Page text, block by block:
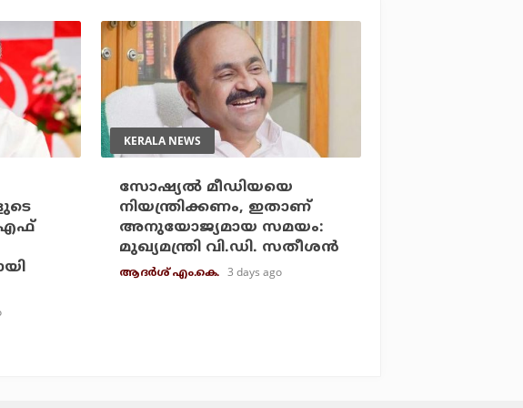
KERALA NEWS
സോഷ്യല്‍ മീഡിയയെ
നിയന്ത്രിക്കണം, ഇതാണ്
അനുയോജ്യമായ സമയം:
മുഖ്യമന്ത്രി വി.ഡി. സതീശന്‍
ആദർശ് എം.കെ. 3 days ago